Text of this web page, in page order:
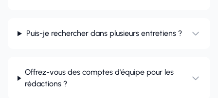
Puis-je rechercher dans plusieurs entretiens ?
Offrez-vous des comptes d'équipe pour les
rédactions ?